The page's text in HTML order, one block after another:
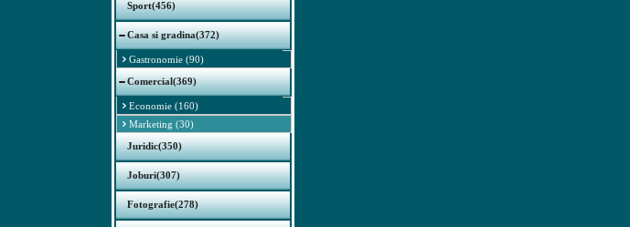
Sport(456)
Casa si gradina(372)
Gastronomie (90)
Comercial(369)
Economie (160)
Marketing (30)
Juridic(350)
Joburi(307)
Fotografie(278)